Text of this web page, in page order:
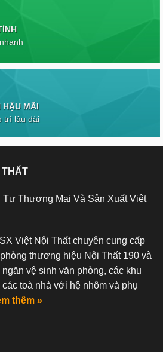
HẬU MÃI
trì lâu dài
THẤT
Thương Mại Và Sản Xuất Việt
Việt Nội Thất chuyên cung cấp
thương hiệu Nội Thất 190 và
vệ sinh văn phòng, các khu
toà nhà với hệ nhôm và phụ
thêm »